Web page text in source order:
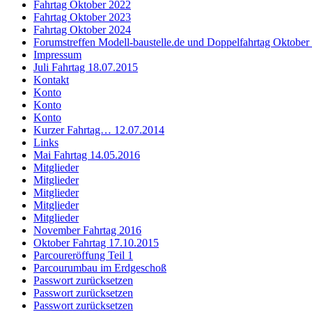
Fahrtag Oktober 2022
Fahrtag Oktober 2023
Fahrtag Oktober 2024
Forumstreffen Modell-baustelle.de und Doppelfahrtag Oktober
Impressum
Juli Fahrtag 18.07.2015
Kontakt
Konto
Konto
Konto
Kurzer Fahrtag… 12.07.2014
Links
Mai Fahrtag 14.05.2016
Mitglieder
Mitglieder
Mitglieder
Mitglieder
Mitglieder
November Fahrtag 2016
Oktober Fahrtag 17.10.2015
Parcoureröffung Teil 1
Parcourumbau im Erdgeschoß
Passwort zurücksetzen
Passwort zurücksetzen
Passwort zurücksetzen